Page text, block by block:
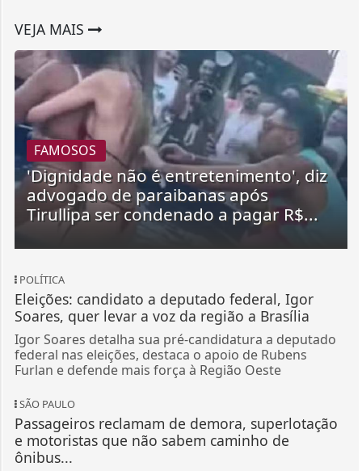
VEJA MAIS
FAMOSOS
'Dignidade não é entretenimento', diz
advogado de paraibanas após
Tirullipa ser condenado a pagar R$...
POLÍTICA
Eleições: candidato a deputado federal, Igor
Soares, quer levar a voz da região a Brasília
Igor Soares detalha sua pré-candidatura a deputado
federal nas eleições, destaca o apoio de Rubens
Furlan e defende mais força à Região Oeste
SÃO PAULO
Passageiros reclamam de demora, superlotação
e motoristas que não sabem caminho de
ônibus...